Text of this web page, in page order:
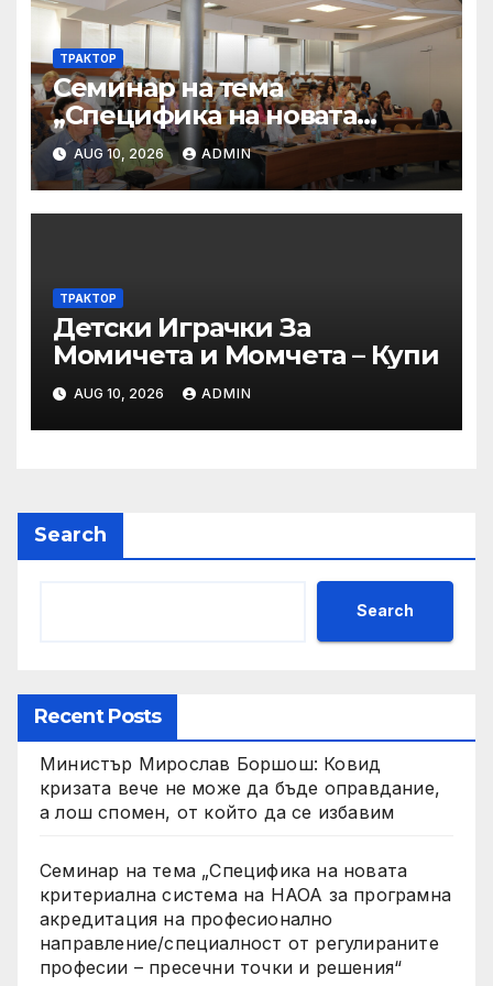
ТРАКТОР
Семинар на тема
„Специфика на новата
критериална система на
НАОА за програмна
акредитация на
– пресечни точки и
решения“
AUG 10, 2026 ADMIN
ТРАКТОР
Детски Играчки За
Момичета и Момчета – Купи
AUG 10, 2026 ADMIN
Search
Search
Recent Posts
Министър Мирослав Боршош: Ковид
кризата вече не може да бъде оправдание,
а лош спомен, от който да се избавим
Семинар на тема „Специфика на новата
критериална система на НАОА за програмна
акредитация на професионално
направление/специалност от регулираните
професии – пресечни точки и решения“